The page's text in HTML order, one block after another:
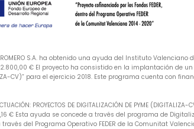
ROMERO S.A. ha obtenido una ayuda del Instituto
42.800,00 € El proyecto ha consistido en la implantación
para el ejercicio 2018. Este programa cuenta con
DE DIGITALIZACIÓN DE PYME (DIGITALIZA-CV
13.394,16 € Esta ayuda se concede a través del programa de
del Programa Operativo FEDER de la Comunitat